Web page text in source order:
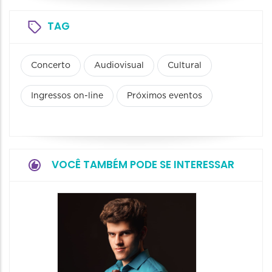
TAG
Concerto Audiovisual Cultural
Ingressos on-line Próximos eventos
VOCÊ TAMBÉM PODE SE INTERESSAR